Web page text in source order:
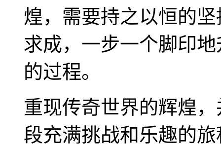
煌，需要持之以恒的
求成，一步一个脚印
的过程。
重现传奇世界的辉煌
段充满挑战和乐趣的